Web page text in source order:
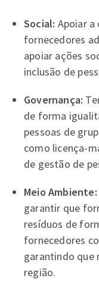
Social: Apoiar a
fornecedores
apoiar ações
inclusão de
Governança:
de forma
pessoas de
como licença-
de gestão de
Meio Ambiente:
garantir que
resíduos de
fornecedores
garantindo que
região.